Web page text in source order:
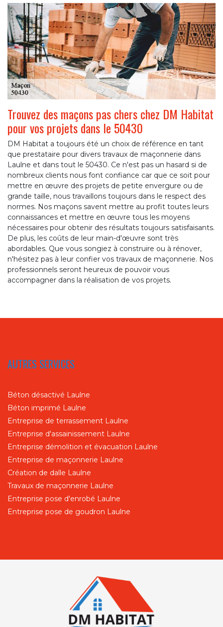
Trouvez des maçons pas chers chez DM Habitat
pour vos projets dans le 50430
DM Habitat a toujours été un choix de référence en tant
que prestataire pour divers travaux de maçonnerie dans
Laulne et dans tout le 50430. Ce n'est pas un hasard si de
nombreux clients nous font confiance car que ce soit pour
mettre en œuvre des projets de petite envergure ou de
grande taille, nous travaillons toujours dans le respect des
normes. Nos maçons savent mettre au profit toutes leurs
connaissances et mettre en œuvre tous les moyens
nécessaires pour obtenir des résultats toujours satisfaisants.
De plus, les coûts de leur main-d'œuvre sont très
abordables. Que vous songiez à construire ou à rénover,
n'hésitez pas à leur confier vos travaux de maçonnerie. Nos
professionnels seront heureux de pouvoir vous
accompagner dans la réalisation de vos projets.
AUTRES SERVICES
Béton désactivé Laulne
Béton imprimé Laulne
Entreprise de terrassement Laulne
Entreprise d'assainissement Laulne
Entreprise démolition et évacuation Laulne
Entreprise de maçonnerie Laulne
Création de dalle Laulne
Travaux de maçonnerie Laulne
Entreprise pose d'enrobé Laulne
Entreprise pose de goudron Laulne